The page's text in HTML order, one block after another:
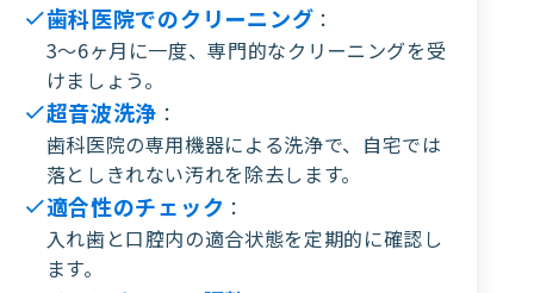
歯科医院でのクリーニング ：
3〜6ヶ月に一度、専門的なクリーニングを受
けましょう。
超音波洗浄 ：
歯科医院の専用機器による洗浄で、自宅では
落としきれない汚れを除去します。
適合性のチェック ：
入れ歯と口腔内の適合状態を定期的に確認し
ます。